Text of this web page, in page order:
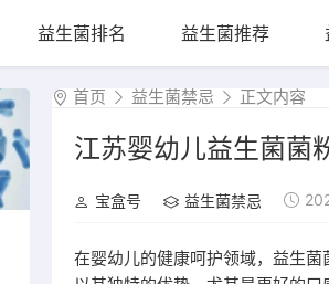
益生菌排名 益生菌推荐
首页 益生菌禁忌 正文内容
江苏婴幼儿益生菌菌
宝盒号 益生菌禁忌
在婴幼儿的健康呵护领域，益生菌